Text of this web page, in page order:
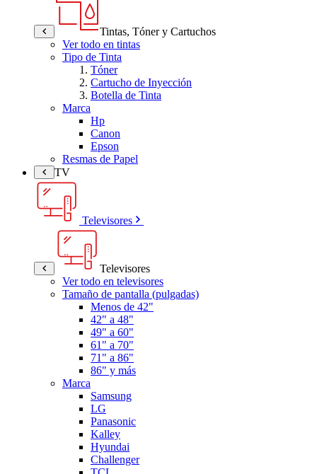
Tintas, Tóner y Cartuchos
Ver todo en tintas
Tipo de Tinta
Tóner
Cartucho de Inyección
Botella de Tinta
Marca
Hp
Canon
Epson
Resmas de Papel
TV
Televisores
Televisores
Ver todo en televisores
Tamaño de pantalla (pulgadas)
Menos de 42"
42" a 48"
49" a 60"
61" a 70"
71" a 86"
86" y más
Marca
Samsung
LG
Panasonic
Kalley
Hyundai
Challenger